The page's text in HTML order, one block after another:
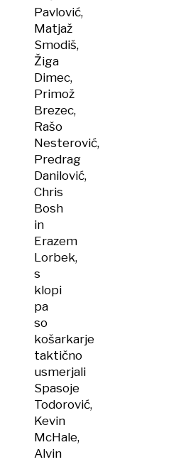
Pavlović,
Matjaž
Smodiš,
Žiga
Dimec,
Primož
Brezec,
Rašo
Nesterović,
Predrag
Danilović,
Chris
Bosh
in
Erazem
Lorbek,
s
klopi
pa
so
košarkarje
taktično
usmerjali
Spasoje
Todorović,
Kevin
McHale,
Alvin